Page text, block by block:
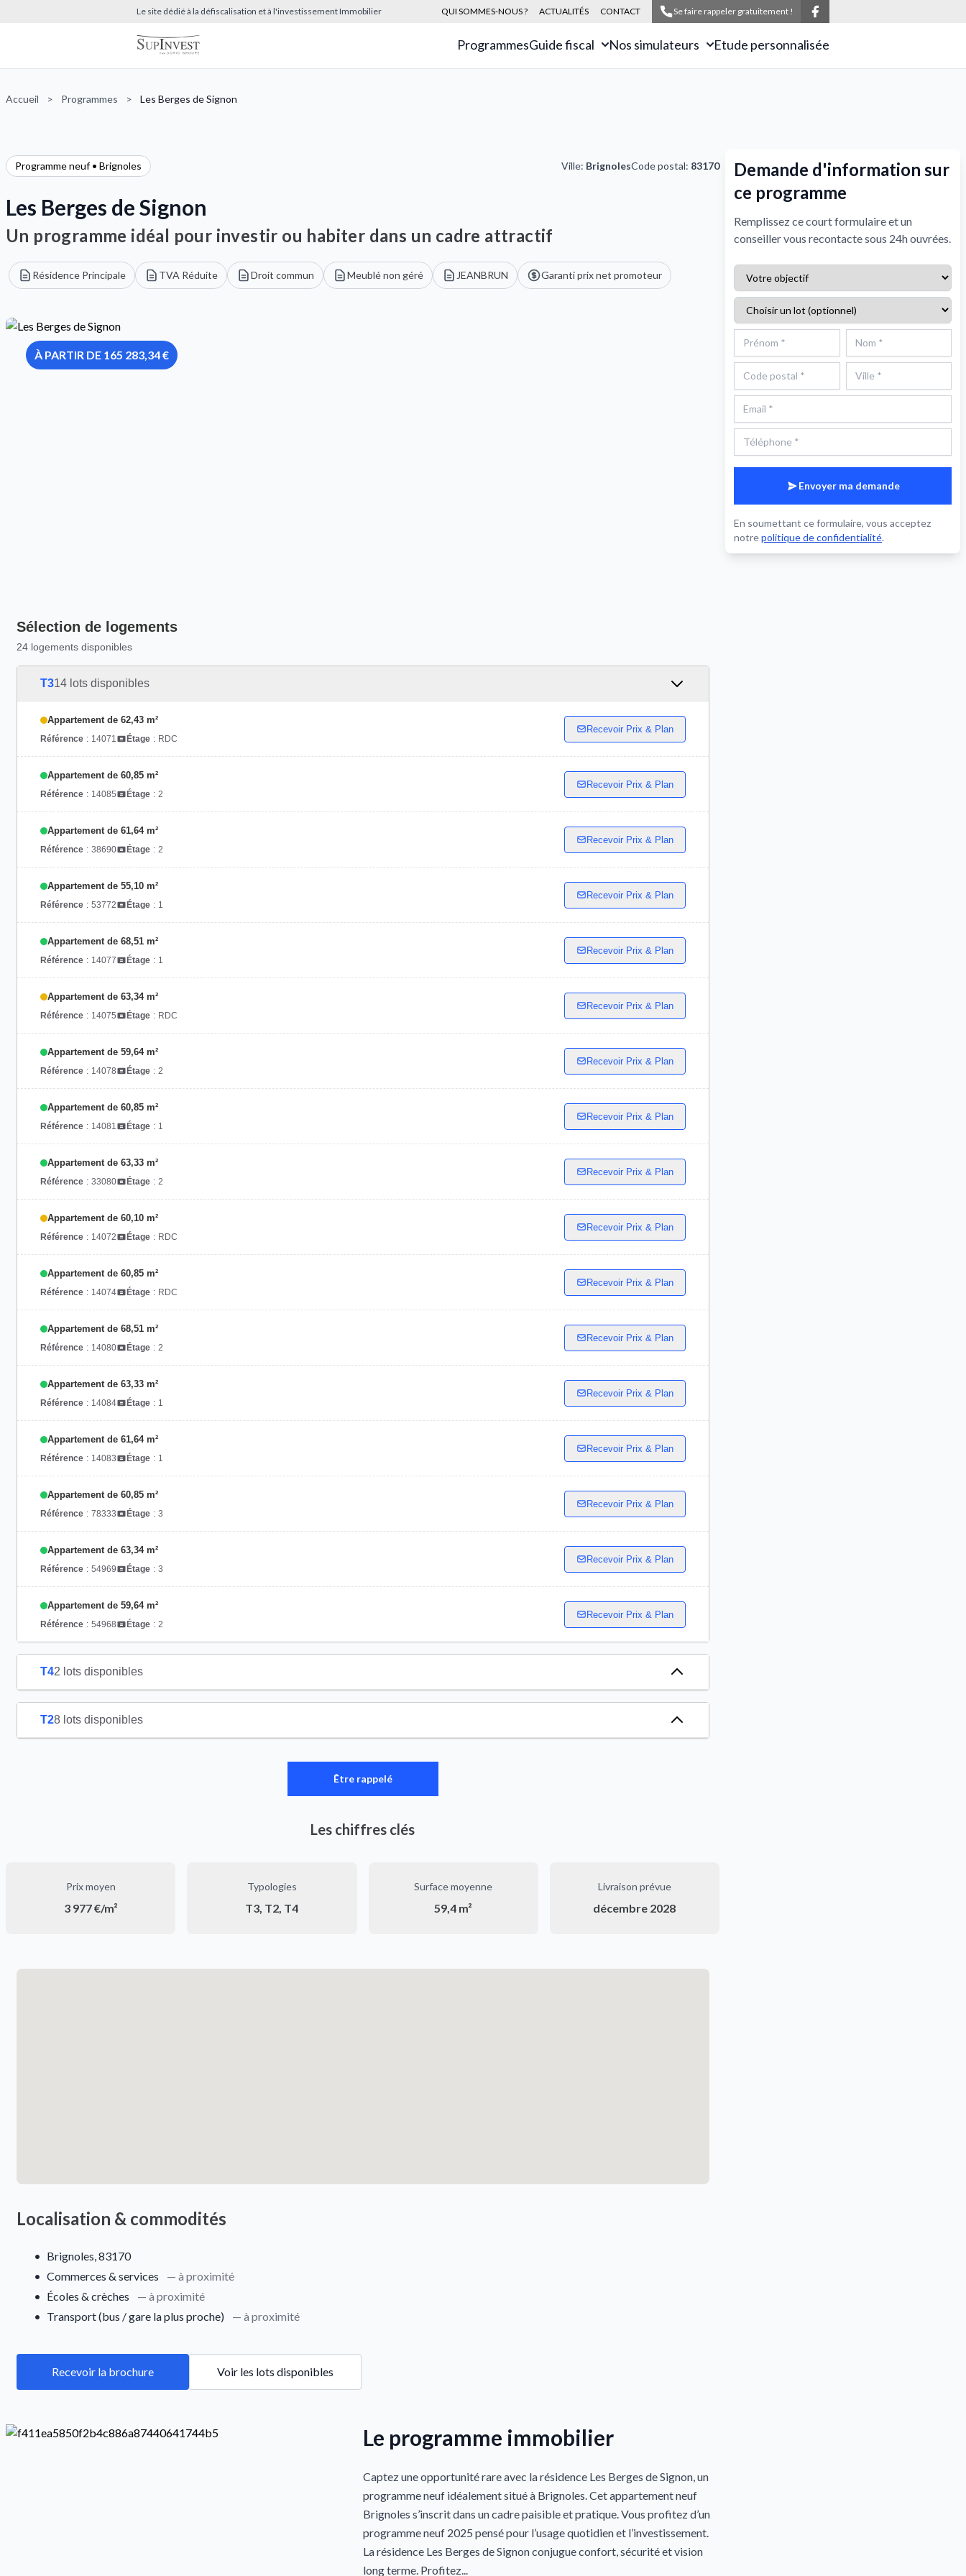
Le site dédié à la défiscalisation et à l'investissement Immobilier QUI SOMMES-NOUS ? ACTUALITÉS CONTACT Se faire rappeler gratuitement !
ProgrammesGuide fiscal Nos simulateurs Etude personnalisée
Accueil > Programmes > Les Berges de Signon
Programme neuf • Brignoles Ville: BrignolesCode postal: 83170
Les Berges de Signon
Un programme idéal pour investir ou habiter dans un cadre attractif
Résidence Principale TVA Réduite Droit commun Meublé non géré JEANBRUN Garanti prix net promoteur
À PARTIR DE 165 283,34 €
Sélection de logements
24 logements disponibles
T314 lots disponibles
Appartement de 62,43 m²
Référence : 14071 Étage : RDC
Recevoir Prix & Plan
Appartement de 60,85 m²
Référence : 14085 Étage : 2
Recevoir Prix & Plan
Appartement de 61,64 m²
Référence : 38690 Étage : 2
Recevoir Prix & Plan
Appartement de 55,10 m²
Référence : 53772 Étage : 1
Recevoir Prix & Plan
Appartement de 68,51 m²
Référence : 14077 Étage : 1
Recevoir Prix & Plan
Appartement de 63,34 m²
Référence : 14075 Étage : RDC
Recevoir Prix & Plan
Appartement de 59,64 m²
Référence : 14078 Étage : 2
Recevoir Prix & Plan
Appartement de 60,85 m²
Référence : 14081 Étage : 1
Recevoir Prix & Plan
Appartement de 63,33 m²
Référence : 33080 Étage : 2
Recevoir Prix & Plan
Appartement de 60,10 m²
Référence : 14072 Étage : RDC
Recevoir Prix & Plan
Appartement de 60,85 m²
Référence : 14074 Étage : RDC
Recevoir Prix & Plan
Appartement de 68,51 m²
Référence : 14080 Étage : 2
Recevoir Prix & Plan
Appartement de 63,33 m²
Référence : 14084 Étage : 1
Recevoir Prix & Plan
Appartement de 61,64 m²
Référence : 14083 Étage : 1
Recevoir Prix & Plan
Appartement de 60,85 m²
Référence : 78333 Étage : 3
Recevoir Prix & Plan
Appartement de 63,34 m²
Référence : 54969 Étage : 3
Recevoir Prix & Plan
Appartement de 59,64 m²
Référence : 54968 Étage : 2
Recevoir Prix & Plan
T42 lots disponibles
T28 lots disponibles
Être rappelé
Les chiffres clés
Prix moyen
3 977 €/m²
Typologies
T3, T2, T4
Surface moyenne
59,4 m²
Livraison prévue
décembre 2028
Localisation & commodités
• Brignoles, 83170
• Commerces & services
— à proximité
• Écoles & crèches
— à proximité
• Transport (bus / gare la plus proche) — à proximité
Recevoir la brochure Voir les lots disponibles
Le programme immobilier
Captez une opportunité rare avec la résidence Les Berges de Signon, un
programme neuf idéalement situé à Brignoles. Cet appartement neuf
Brignoles s’inscrit dans un cadre paisible et pratique. Vous profitez d’un
programme neuf 2025 pensé pour l’usage quotidien et l’investissement.
La résidence Les Berges de Signon conjugue confort, sécurité et vision
long terme. Profitez...
Demande d'information sur
ce programme
Remplissez ce court formulaire et un
conseiller vous recontacte sous 24h ouvrées.
Envoyer ma demande
En soumettant ce formulaire, vous acceptez
notrepolitique de confidentialité.